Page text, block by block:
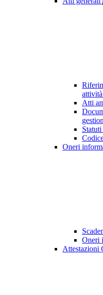
attività
Atti
Oneri
Oneri
Attestazioni